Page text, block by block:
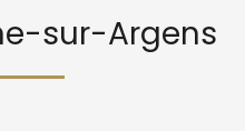
sur-Argens